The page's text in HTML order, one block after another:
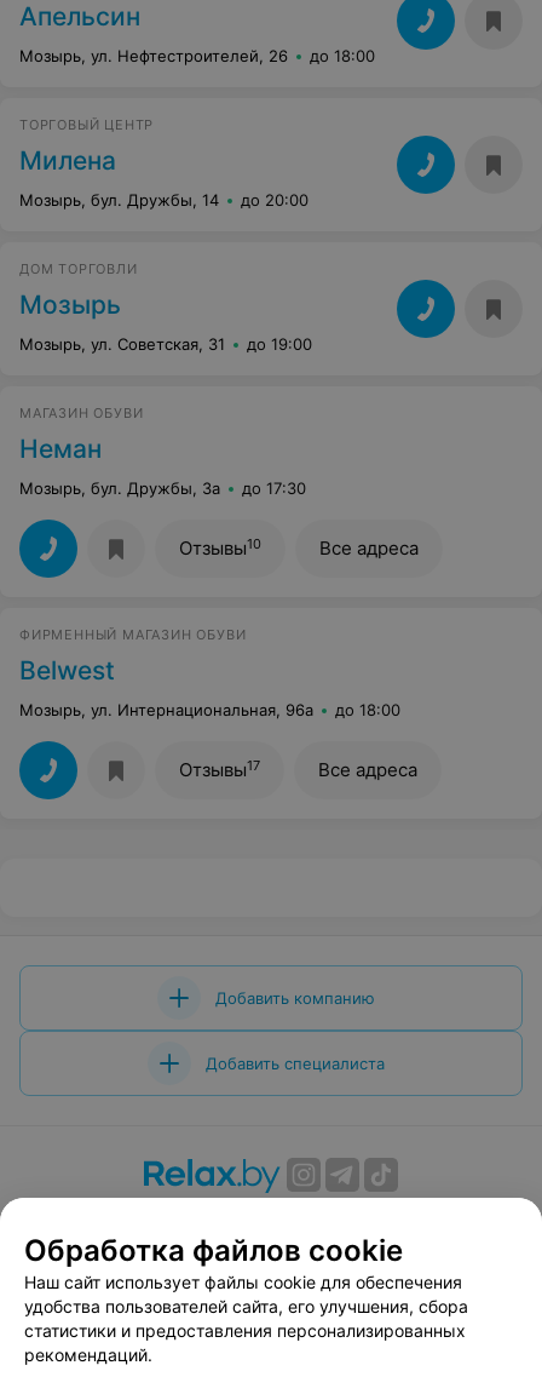
Апельсин
Мозырь, ул. Нефтестроителей, 26 до 18:00
ТОРГОВЫЙ ЦЕНТР
Милена
Мозырь, бул. Дружбы, 14 до 20:00
ДОМ ТОРГОВЛИ
Мозырь
Мозырь, ул. Советская, 31 до 19:00
МАГАЗИН ОБУВИ
Неман
Мозырь, бул. Дружбы, 3а до 17:30
Отзывы10 Все адреса
ФИРМЕННЫЙ МАГАЗИН ОБУВИ
Belwest
Мозырь, ул. Интернациональная, 96а до 18:00
Отзывы17 Все адреса
Добавить компанию
Добавить специалиста
Вакансии
Публичный договор
Способы оплаты
Публичный договор по использованию сервиса
«Афиша»
Пользовательское соглашение
Обработка файлов cookie
Наш сайт использует файлы cookie для обеспечения
удобства пользователей сайта, его улучшения, сбора
статистики и предоставления персонализированных
рекомендаций.